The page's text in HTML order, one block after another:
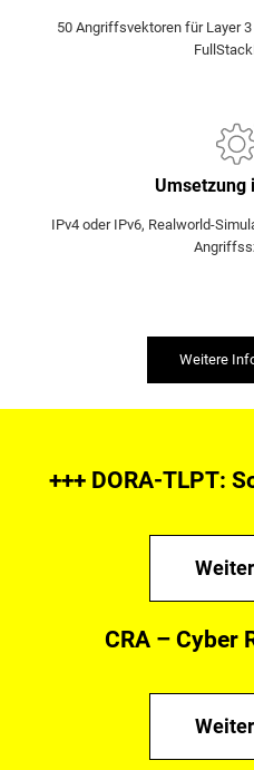
50 Angriffsvektoren für Layer
Umsetzung
IPv4 oder IPv6, Realworld-
Weitere
+++ DORA-TLPT:
CRA – Cyber